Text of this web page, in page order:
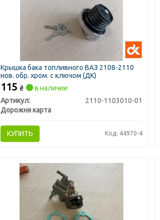
Крышка бака топливного ВАЗ 2108-2110
нов. обр. хром. с ключом (ДК)
115 ₴
в наличии
Артикул:
2110-1103010-01
Дорожня карта
КУПИТЬ Код: 44970-4